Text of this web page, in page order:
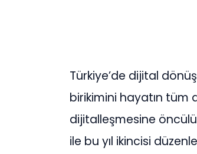
Türkiye’de dijital
birikimini hayatın tüm
dijitalleşmesine
ile bu yıl ikincisi